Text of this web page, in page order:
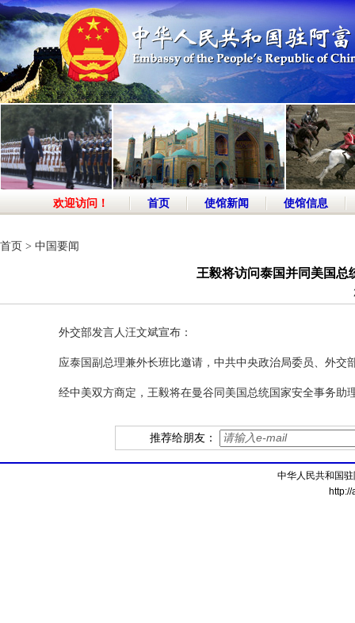
欢迎访问！ 首页 使馆新闻 使馆信息
首页 > 中国要闻
王毅将访问泰国并同美国总
外交部发言人汪文斌宣布：
应泰国副总理兼外长班比邀请，中共中央政治局委员、外交
经中美双方商定，王毅将在曼谷同美国总统国家安全事务助
推荐给朋友：
中华人民共和国